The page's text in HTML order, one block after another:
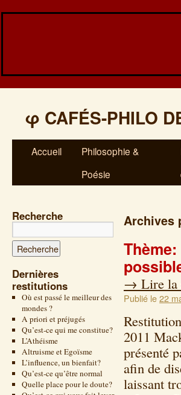
φ CAFÉS-PHILO
Accueil
Philosophie &
Poésie
Recherche
Dernières
restitutions
Où est passé le meilleur des
mondes ?
A priori et préjugés
Qu’est-ce qui me constitue?
L’Athéisme
Altruisme et Egoïsme
L’influence, un bienfait?
Qu’est-ce qu’être normal
Quelle place pour le doute?
Archives
→ Lire la
Publié le22
2011
présenté
afin de
laissant